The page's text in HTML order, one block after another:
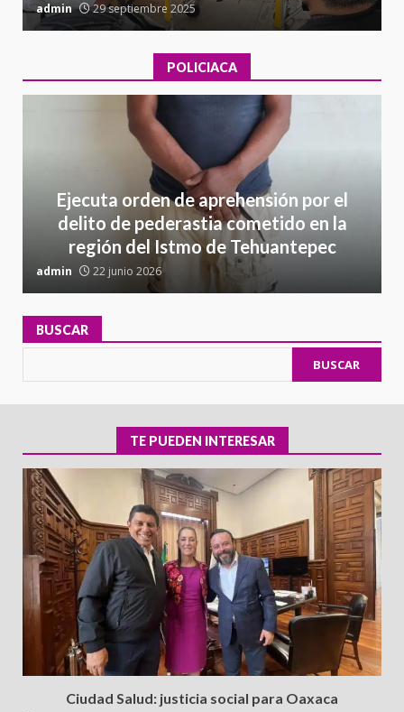
admin 29 septiembre 2025
POLICIACA
Ejecuta orden de aprehensión por el
delito de pederastia cometido en la
región del Istmo de Tehuantepec
admin 22 junio 2026
BUSCAR
BUSCAR
TE PUEDEN INTERESAR
Ciudad Salud: justicia social para Oaxaca